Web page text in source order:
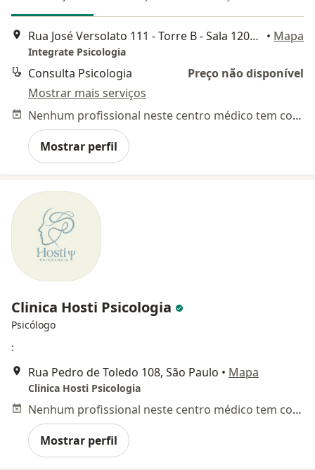
Rua José Versolato 111 - Torre B - Sala 1206 - Edifício Domo Business, São Bernardo do Campo • Mapa
Integrate Psicologia
Consulta Psicologia
Preço não disponível
Mostrar mais serviços
Nenhum profissional neste centro médico tem consultas disponíveis
Mostrar perfil
Clinica Hosti Psicologia
Psicólogo
:
Rua Pedro de Toledo 108, São Paulo • Mapa
Clinica Hosti Psicologia
Nenhum profissional neste centro médico tem consultas disponíveis
Mostrar perfil